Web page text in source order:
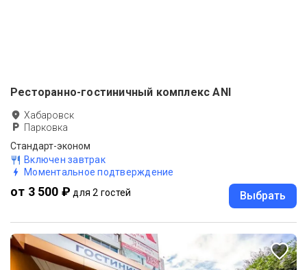
Ресторанно-гостиничный комплекс ANI
Хабаровск
Парковка
Стандарт-эконом
Включен завтрак
Моментальное подтверждение
от 3 500 ₽ для 2 гостей Выбрать